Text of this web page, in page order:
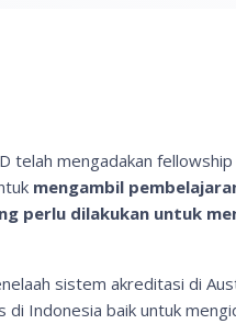
mengadakan fellowship
mengambil
perlu dilakukan untuk
sistem akreditasi di
Indonesia baik untuk